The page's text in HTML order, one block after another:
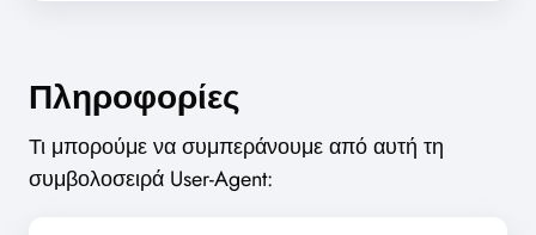
Πληροφορίες
Τι μπορούμε να συμπεράνουμε από αυτή τη
συμβολοσειρά User-Agent: